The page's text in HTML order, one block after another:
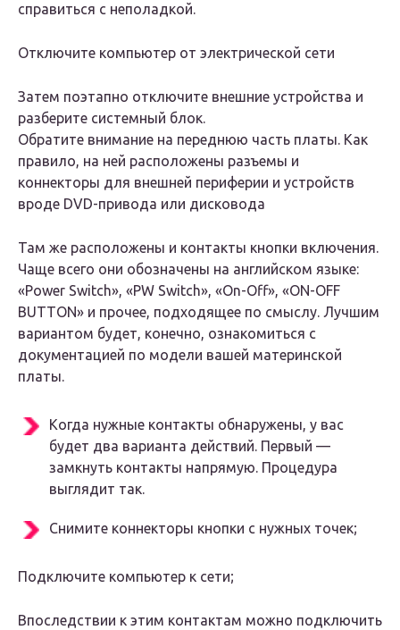
справиться с неполадкой.
Отключите компьютер от электрической сети
Затем поэтапно отключите внешние устройства и
разберите системный блок.
Обратите внимание на переднюю часть платы. Как
правило, на ней расположены разъемы и
коннекторы для внешней периферии и устройств
вроде DVD-привода или дисковода
Там же расположены и контакты кнопки включения.
Чаще всего они обозначены на английском языке:
«Power Switch», «PW Switch», «On-Off», «ON-OFF
BUTTON» и прочее, подходящее по смыслу. Лучшим
вариантом будет, конечно, ознакомиться с
документацией по модели вашей материнской
платы.
Когда нужные контакты обнаружены, у вас
будет два варианта действий. Первый —
замкнуть контакты напрямую. Процедура
выглядит так.
Снимите коннекторы кнопки с нужных точек;
Подключите компьютер к сети;
Впоследствии к этим контактам можно подключить